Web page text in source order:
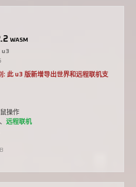
WASM
u3
: 此 u3 版新增导出世界和远程联机支
操作
远程联机